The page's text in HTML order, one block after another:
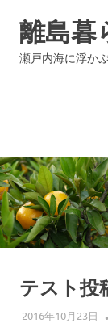
ッ
プ
離島暮
瀬戸内海に浮か
テスト投
2016年10月23日